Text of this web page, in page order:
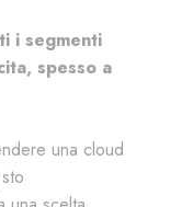
i segmenti
spesso a
una cloud